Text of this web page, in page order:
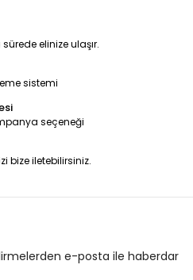
elinize ulaşır.
sistemi
seçeneği
bize iletebilirsiniz.
e-posta ile haberdar